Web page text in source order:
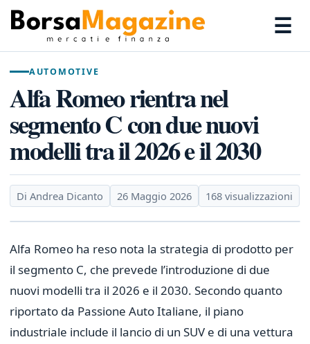
☰
AUTOMOTIVE
Alfa Romeo rientra nel
segmento C con due nuovi
modelli tra il 2026 e il 2030
Di Andrea Dicanto 26 Maggio 2026 168 visualizzazioni
Alfa Romeo ha reso nota la strategia di prodotto per
il segmento C, che prevede l’introduzione di due
nuovi modelli tra il 2026 e il 2030. Secondo quanto
riportato da Passione Auto Italiane, il piano
industriale include il lancio di un SUV e di una vettura